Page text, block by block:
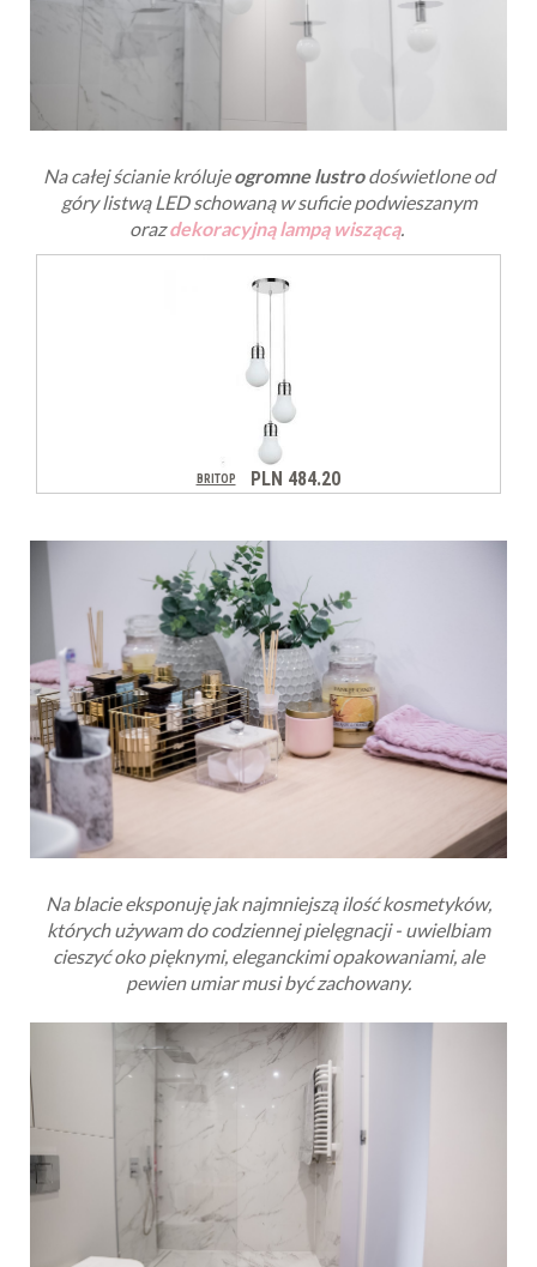
Na całej ścianie królujeogromne lustrodoświetlone od
góry listwą LED schowaną w suficie podwieszanym
orazdekoracyjną lampą wiszącą.
Na blacie eksponuję jak najmniejszą ilość kosmetyków,
których używam do codziennej pielęgnacji - uwielbiam
cieszyć oko pięknymi, eleganckimi opakowaniami, ale
pewien umiar musi być zachowany.